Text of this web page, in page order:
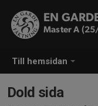
Till hemsidan
EN
Master A
Dold sida